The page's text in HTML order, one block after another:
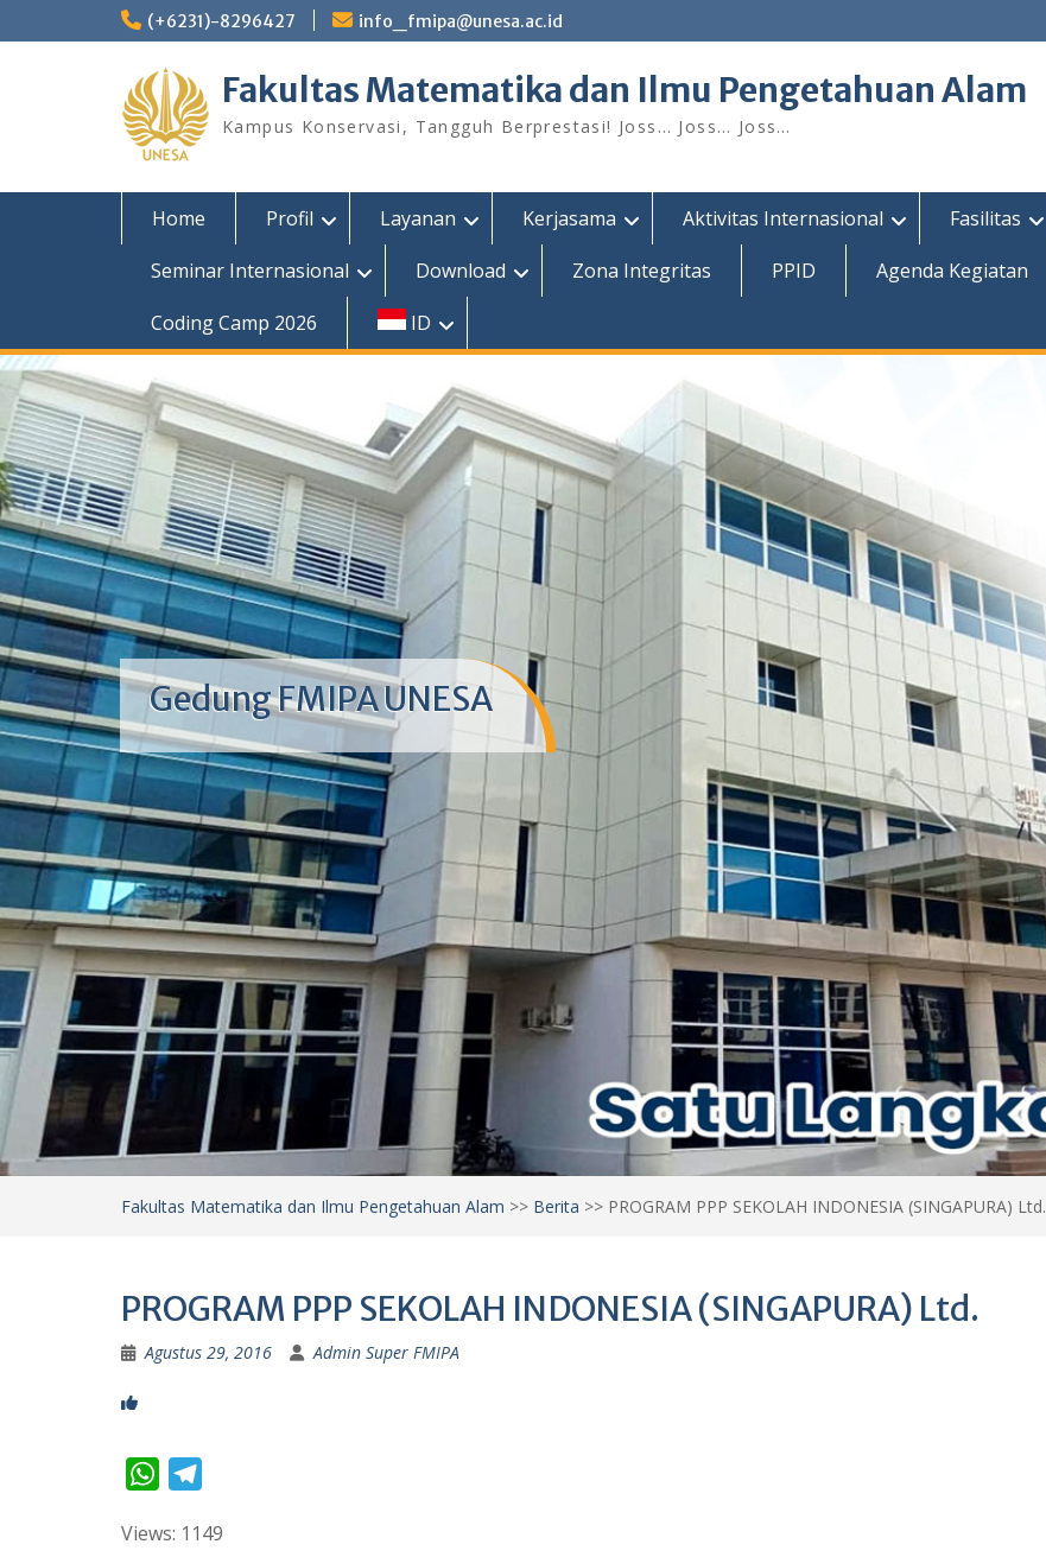
to
(+6231)-8296427 info_fmipa@unesa.ac.id
Fakultas Matematika dan Ilmu Pengetahuan Alam
Kampus Konservasi, Tangguh Berprestasi! Joss… Joss… Joss…
Home Profil Layanan Kerjasama Aktivitas Internasional Fasilitas
Seminar Internasional
Download Zona Integritas PPID Agenda Kegiatan
Coding Camp 2026
ID
Gedung FMIPA UNESA
Fakultas Matematika dan Ilmu Pengetahuan Alam >> Berita >> PROGRAM PPP SEKOLAH INDONESIA (SINGAPURA) Ltd.
PROGRAM PPP SEKOLAH INDONESIA (SINGAPURA) Ltd.
Agustus 29, 2016 Admin Super FMIPA
W
a
l
Views: 1149